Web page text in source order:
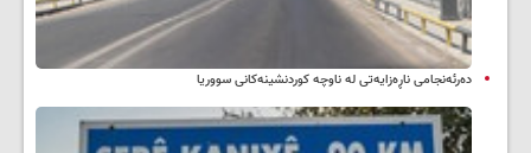
دەرئەنجامی ناڕەزایەتی لە ناوچە کوردنشینەکانی سووریا